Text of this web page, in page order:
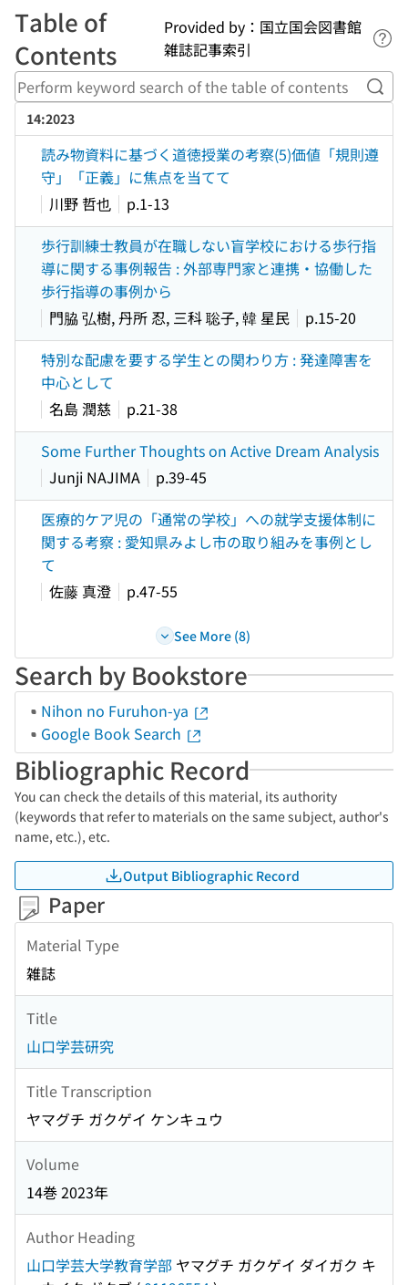
Table of
Contents
Provided by：国立国会図書館
雑誌記事索引
14:2023
読み物資料に基づく道徳授業の考察(5)価値「規則遵
守」「正義」に焦点を当てて
川野 哲也
p.1-13
歩行訓練士教員が在職しない盲学校における歩行指
導に関する事例報告 : 外部専門家と連携・協働した
歩行指導の事例から
門脇 弘樹, 丹所 忍, 三科 聡子, 韓 星民
p.15-20
特別な配慮を要する学生との関わり方 : 発達障害を
中心として
名島 潤慈
p.21-38
Some Further Thoughts on Active Dream Analysis
Junji NAJIMA
p.39-45
医療的ケア児の「通常の学校」への就学支援体制に
関する考察 : 愛知県みよし市の取り組みを事例とし
て
佐藤 真澄
p.47-55
See More (8)
Search by Bookstore
Nihon no Furuhon-ya
Google Book Search
Bibliographic Record
You can check the details of this material, its authority
(keywords that refer to materials on the same subject, author's
name, etc.), etc.
Output Bibliographic Record
Paper
Material Type
雑誌
Title
山口学芸研究
Title Transcription
ヤマグチ ガクゲイ ケンキュウ
Volume
14巻 2023年
Author Heading
山口学芸大学教育学部 ヤマグチ ガクゲイ ダイガク キ